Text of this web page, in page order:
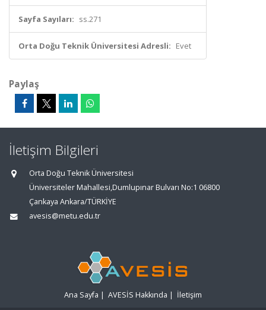
Sayfa Sayıları: ss.271
Orta Doğu Teknik Üniversitesi Adresli: Evet
Paylaş
İletişim Bilgileri
Orta Doğu Teknik Üniversitesi
Üniversiteler Mahallesi,Dumlupınar Bulvarı No:1 06800
Çankaya Ankara/TÜRKİYE
avesis@metu.edu.tr
Ana Sayfa | AVESİS Hakkında | İletişim